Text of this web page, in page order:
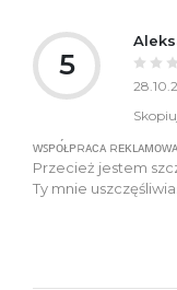
5
ᴡꜱᴘᴏ́ᴌᴘʀᴀᴄᴀ
Przecież jestem
Ty mnie